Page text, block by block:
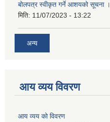
बोलपत्र स्वीकृत गर्ने आशयको सूचना ।
मिति: 11/07/2023 - 13:22
अन्य
आय व्यय विवरण
आय व्यय को विवरण